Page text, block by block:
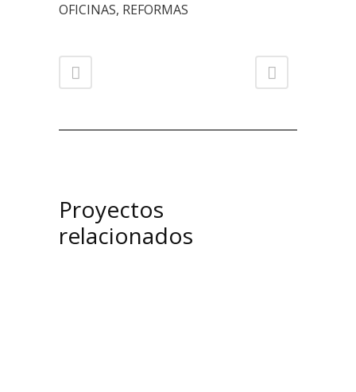
OFICINAS, REFORMAS
Proyectos
relacionados